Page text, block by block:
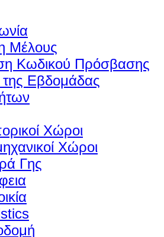
Μέλους
Κωδικού Πρόσβασης
της Εβδομάδας
Χώροι
Χώροι
Γης